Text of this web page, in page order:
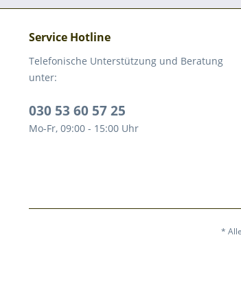
Service Hotline
Telefonische Unterstützung und Beratung
unter:
030 53 60 57 25
Mo-Fr, 09:00 - 15:00 Uhr
*